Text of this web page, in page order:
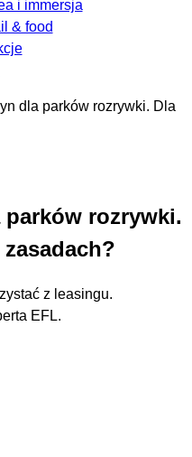
i immersja
& food
dla parków rozrywki. Dla
rozrywki.
z leasingu.
EFL.